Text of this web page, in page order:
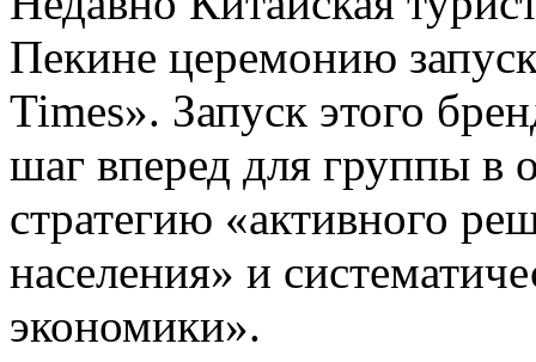
Пекине церемонию
Times». Запуск этого
шаг вперед для группы в
стратегию «активного
населения» и
экономики».